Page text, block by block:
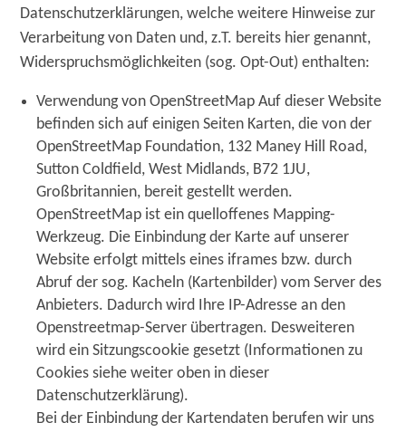
Datenschutzerklärungen, welche weitere Hinweise zur
Verarbeitung von Daten und, z.T. bereits hier genannt,
Widerspruchsmöglichkeiten (sog. Opt-Out) enthalten:
Verwendung von OpenStreetMap Auf dieser Website
befinden sich auf einigen Seiten Karten, die von der
OpenStreetMap Foundation, 132 Maney Hill Road,
Sutton Coldfield, West Midlands, B72 1JU,
Großbritannien, bereit gestellt werden.
OpenStreetMap ist ein quelloffenes Mapping-
Werkzeug. Die Einbindung der Karte auf unserer
Website erfolgt mittels eines iframes bzw. durch
Abruf der sog. Kacheln (Kartenbilder) vom Server des
Anbieters. Dadurch wird Ihre IP-Adresse an den
Openstreetmap-Server übertragen. Desweiteren
wird ein Sitzungscookie gesetzt (Informationen zu
Cookies siehe weiter oben in dieser
Datenschutzerklärung).
Bei der Einbindung der Kartendaten berufen wir uns